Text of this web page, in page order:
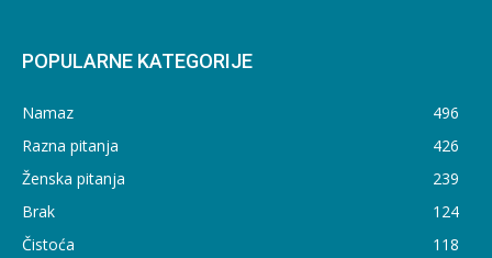
POPULARNE KATEGORIJE
Namaz
496
Razna pitanja
426
Ženska pitanja
239
Brak
124
Čistoća
118